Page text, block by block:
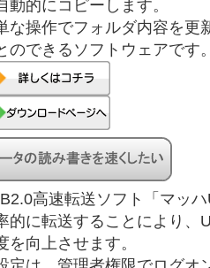
動的にコピーします。
な操作でフォルダ内容を更
のできるソフトウェアです。
高速転送ソフト「マッハ
的に転送することにより、
を向上させます。